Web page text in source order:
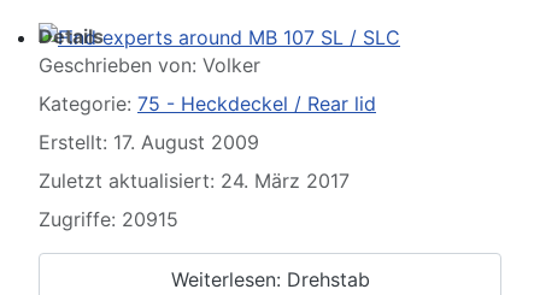
Find experts around MB 107 SL / SLC
Details
Geschrieben von: Volker
Kategorie: 75 - Heckdeckel / Rear lid
Erstellt: 17. August 2009
Zuletzt aktualisiert: 24. März 2017
Zugriffe: 20915
Weiterlesen: Drehstab